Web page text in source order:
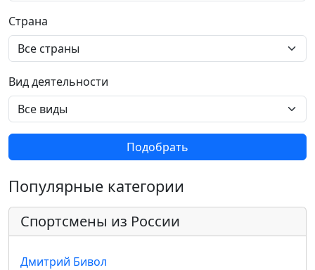
Страна
Вид деятельности
Подобрать
Популярные категории
Спортсмены из России
Дмитрий Бивол